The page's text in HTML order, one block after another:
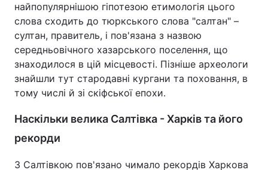
найпопулярнішою гіпотезою етимологія цього
слова сходить до тюркського слова "салтан" –
султан, правитель, і пов'язана з назвою
середньовічного хазарського поселення, що
знаходилося в цій місцевості. Пізніше археологи
знайшли тут стародавні кургани та поховання, в
тому числі й зі скіфської епохи.
Наскільки велика Салтівка - Харків та його
рекорди
З Салтівкою пов'язано чимало рекордів Харкова